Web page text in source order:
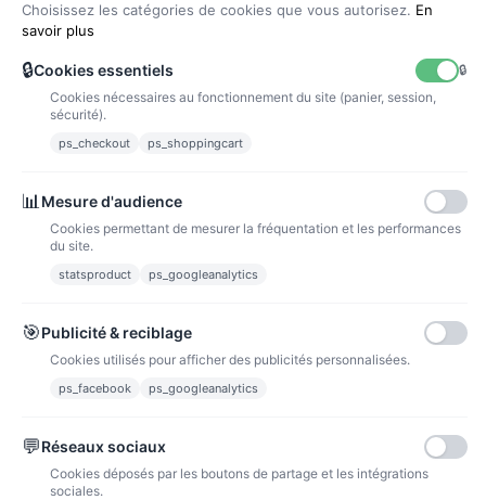
La poste
Paiements sécurisés via paypal et paypal 4 fois sans frais
Choisissez les catégories de cookies que vous autorisez. En
savoir plus
🔒Cookies essentiels
🔒
Cookies nécessaires au fonctionnement du site (panier, session,
sécurité).
ps_checkout ps_shoppingcart
📊 Mesure d'audience
Cookies permettant de mesurer la fréquentation et les performances
du site.
statsproduct ps_googleanalytics
🎯Publicité & reciblage
Cookies utilisés pour afficher des publicités personnalisées.
ps_facebook ps_googleanalytics
💬Réseaux sociaux
Cookies déposés par les boutons de partage et les intégrations
sociales.